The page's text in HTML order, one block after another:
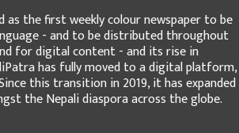
as the first weekly colour newspaper to be
- and to be distributed throughout
for digital content - and its rise in
has fully moved to a digital platform,
this transition in 2019, it has expanded
the Nepali diaspora across the globe.